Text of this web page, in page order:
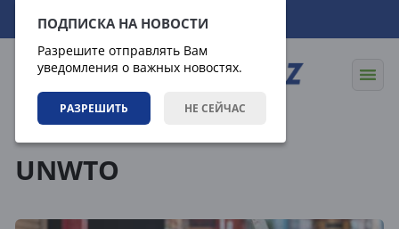
ПОДПИСКА НА НОВОСТИ
Разрешите отправлять Вам
уведомления о важных новостях.
РАЗРЕШИТЬ НЕ СЕЙЧАС
09.08.2026 08:59:00
UNWTO